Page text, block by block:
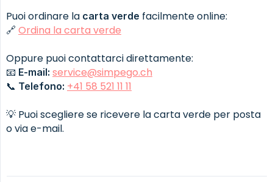
Puoi ordinare la carta verde facilmente online:
🔗 Ordina la carta verde
Oppure puoi contattarci direttamente:
📧 E-mail: service@simpego.ch
📞 Telefono: +41 58 521 11 11
💡 Puoi scegliere se ricevere la carta verde per posta
o via e-mail.